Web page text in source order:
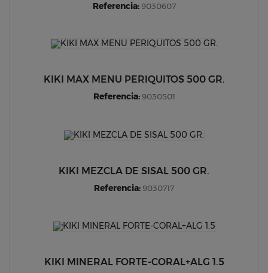
Referencia: 9030607
KIKI MAX MENU PERIQUITOS 500 GR.
Referencia: 9030501
KIKI MEZCLA DE SISAL 500 GR.
Referencia: 9030717
KIKI MINERAL FORTE-CORAL+ALG 1.5